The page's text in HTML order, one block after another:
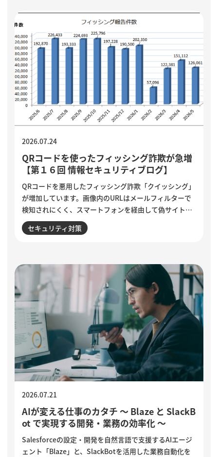
ます。
QRコードを使ったフィッシング詐欺が急増
【第１６回 情報セキュリティブログ】
2026.07.24
QRコードを悪用したフィッシング詐欺「クイッシング」
が増加しています。画像内のURLはメールフィルターで
検知されにくく、スマートフォンを経由して偽サイトへ
誘導される点が特徴です。セキュリティ意識が高い人ほ
ど狙われる巧妙な手口と、被害を防ぐために実践したい3
セキュリティ対策
AIが変える仕事のカタチ ～ Blaze と SlackB
ot で実現する開発・業務の効率化 ～
2026.07.21
Salesforceの設定・開発を自然言語で支援するAIエージ
ェント「Blaze」と、SlackBotを活用した業務自動化を